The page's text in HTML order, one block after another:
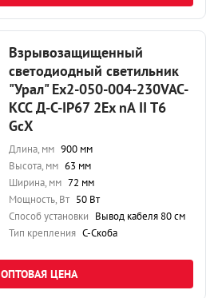
Взрывозащищенный
светодиодный светильник
"Урал" Ex2-050-004-230VAC-
КСС Д-С-IP67 2Ex nA II T6
GcX
Длина, мм 900 мм
Высота, мм 63 мм
Ширина, мм 72 мм
Мощность, Вт 50 Вт
Способ установки Вывод кабеля 80 см
Тип крепления С-Скоба
ОПТОВАЯ ЦЕНА